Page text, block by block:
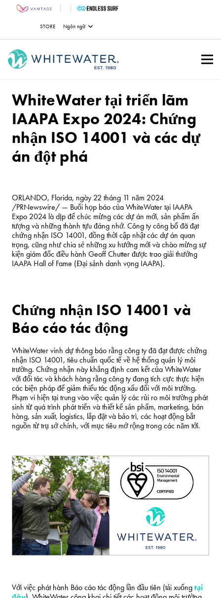
STORE Ngôn ngữ
WhiteWater tại triển lãm
IAAPA Expo 2024: Chứng
nhận ISO 14001 và các dự
án đột phá
ORLANDO, Florida, ngày 22 tháng 11 năm 2024
/PRNewswire/ — Buổi họp báo của WhiteWater tại IAAPA
Expo 2024 là dịp để chúc mừng các dự án mới, sản phẩm ấn
tượng và những thành tựu đáng nhớ. Công ty công bố đã đạt
chứng nhận ISO 14001, đồng thời cập nhật các dự án quan
trọng, cũng như chia sẻ những xu hướng mới và chào mừng sự
kiện giám đốc điều hành Geoff Chutterđược trao giải thưởng
IAAPA Hall of Fame (Đại sảnh danh vọng IAAPA).
Chứng nhận ISO 14001 và
Báo cáo tác động
WhiteWater vinh dự thông báo rằng công ty đã đạt được chứng
nhận ISO 14001, tiêu chuẩn quốc tế về hệ thống quản lý môi
trường. Chứng nhận này khẳng định cam kết của WhiteWater
với đối tác và khách hàng rằng công ty đang tích cực thực hiện
các biện pháp để giảm thiểu tác động xấu đối với môi trường.
Phạm vi hiện tại trung vào việc quản lý các rủi ro môi trường phát
sinh từ quá trình phát triển và thiết kế sản phẩm, marketing, bán
hàng, sản xuất, logistics, lắp đặt và bảo trì, các hoạt động bắt
nguồn từ trụ sở chính, với mục tiêu mở rộng trong các năm tới.
Với việc phát hành Báo cáo tác động lần đầu tiên (tải xuốngtại